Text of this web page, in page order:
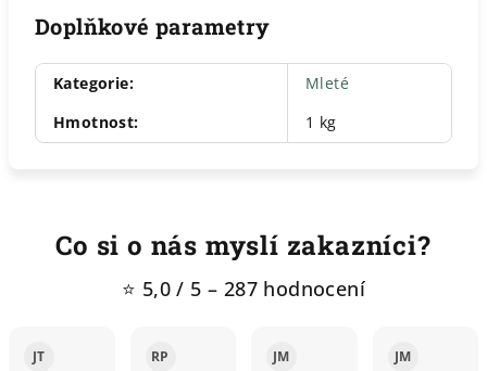
Doplňkové parametry
Kategorie:
Mleté
Hmotnost: 1 kg
Co si o nás myslí zakazníci?
⭐ 5,0 / 5 – 287 hodnocení
JT RP JM JM